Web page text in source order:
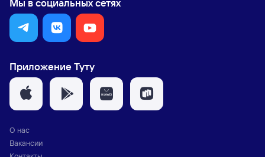
Мы в социальных сетях
Приложение Туту
О нас
Вакансии